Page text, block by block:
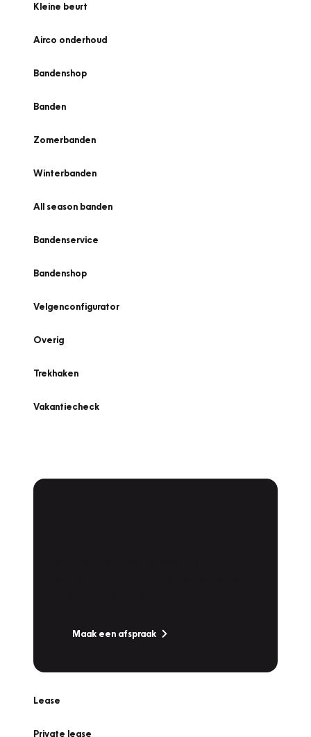
Kleine beurt
Airco onderhoud
Bandenshop
Banden
Zomerbanden
Winterbanden
All season banden
Bandenservice
Bandenshop
Velgenconfigurator
Overig
Trekhaken
Vakantiecheck
Maak een afspraak
Lease
Private lease